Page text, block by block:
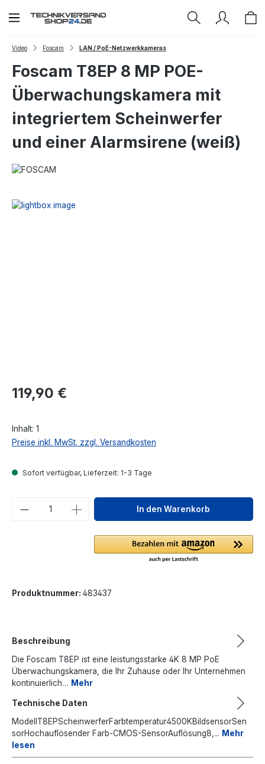
Zum Hauptinhalt springen
Video Foscam LAN / PoE-Netzwerkkameras
Foscam T8EP 8 MP POE-
Überwachungskamera mit
integriertem Scheinwerfer
und einer Alarmsirene (weiß)
Regulärer Preis:
119,90 €
Inhalt: 1
Preise inkl. MwSt. zzgl. Versandkosten
Sofort verfügbar, Lieferzeit: 1-3 Tage
Produkt Anzahl: Gib denIn den Warenkorb
Produktnummer: 483437
Beschreibung
Die Foscam T8EP ist eine leistungsstarke 4K 8 MP PoE
Überwachungskamera, die Ihr Zuhause oder Ihr Unternehmen
kontinuierlich… Mehr
Technische Daten
ModellT8EPScheinwerferFarbtemperatur4500KBildsensorSen
sorHochauflösender Farb-CMOS-SensorAuflösung8,... Mehr
lesen